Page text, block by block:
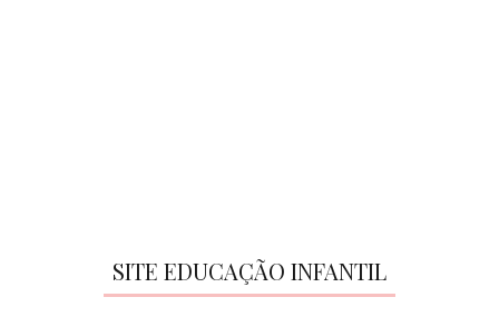
SITE EDUCAÇÃO INFANTIL